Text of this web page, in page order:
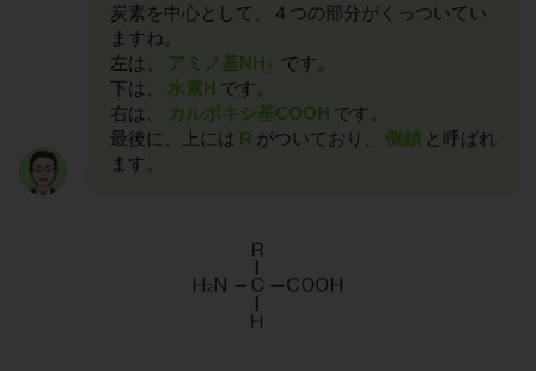
炭素を中心として、４つの部分がくっついてい
ますね。
左は、
アミノ基NH2
です。
下は、
水素H です。
右は、
カルボキシ基COOH です。
最後に、上には R がついており、 側鎖 と呼ばれ
ます。